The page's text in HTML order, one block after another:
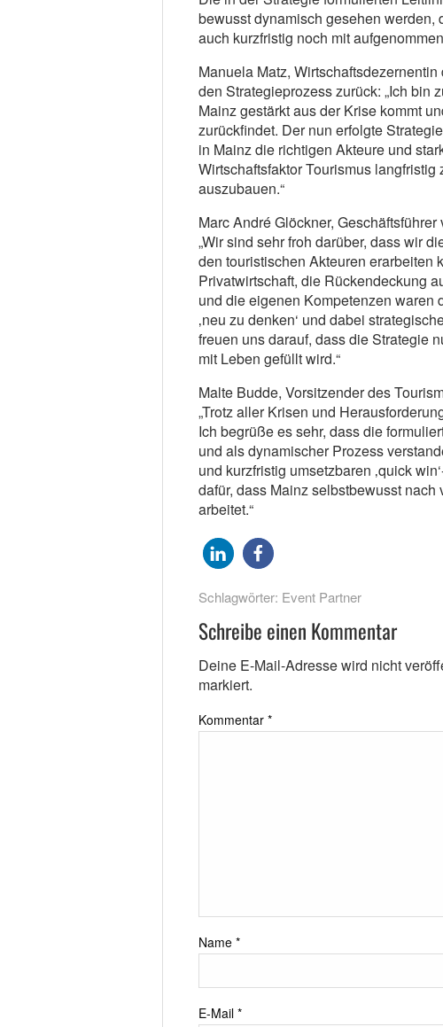
bewusst dynamisch gesehen
auch kurzfristig noch mit
Manuela Matz,
den Strategieprozess zurück: „Ich bin
Mainz gestärkt aus der Krise kommt
zurückfindet. Der nun erfolgte
in Mainz die richtigen Akteure und
Wirtschaftsfaktor Tourismus
auszubauen.“
Marc André Glöckner,
„Wir sind sehr froh darüber, dass wir
den touristischen Akteuren erarbeiten
Privatwirtschaft, die Rückendeckung
und die eigenen Kompetenzen waren
‚neu zu denken‘ und dabei
freuen uns darauf, dass die Strategie
mit Leben gefüllt wird.“
Malte Budde, Vorsitzender des
„Trotz aller Krisen und
Ich begrüße es sehr, dass die
und als dynamischer Prozess
und kurzfristig umsetzbaren ‚quick
dafür, dass Mainz selbstbewusst
arbeitet.“
Schlagwörter: Event Partner
Schreibe einen Kommentar
Deine E-Mail-Adresse wird nicht
markiert.
Kommentar *
Name *
E-Mail *